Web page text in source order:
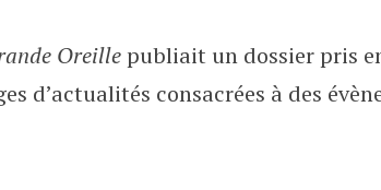
C
H
Oreillepubliait un dossier pris
d’actualités consacrées à des